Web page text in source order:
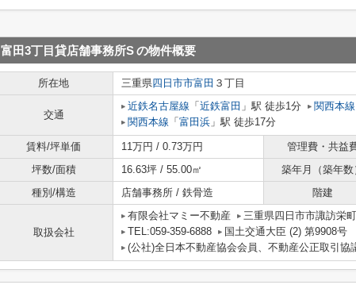
富田3丁目貸店舗事務所Sの物件概要
所在地 三重県四日市市富田 ３丁目
交通
近鉄名古屋線 「 近鉄富田 」駅 徒歩1分 関西本線
関西本線 「 富田浜 」駅 徒歩17分
賃料/坪単価 11万円 / 0.73万円 管理費・共益
坪数/面積
16.63坪 / 55.00㎡ 築年月（築年数
種別/構造
店舗事務所 / 鉄骨造 階建
取扱会社
有限会社マミー不動産
三重県四日市市諏訪栄
TEL:059-359-6888
国土交通大臣 (2) 第9908号
(公社)全日本不動産協会会員、不動産公正取引協